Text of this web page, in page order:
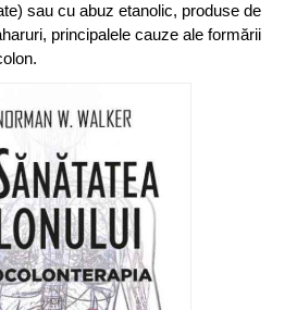
sau cu abuz etanolic, produse de
principalele cauze ale formării